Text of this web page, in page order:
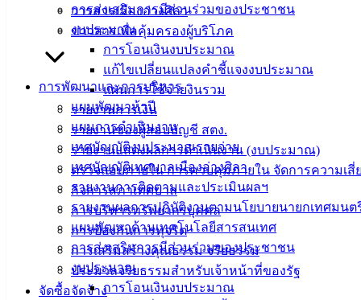
การส่งเสริมการมีส่วนร่วมของประชาชน
งบประมาณ
การโอนเงินงบประมาณ
แก้ไขเปลี่ยนแปลงคำชี้แจงงบประมาณ
แผนการใช้จ่ายงินรวม
รายงานการเงิน
รายงานของผู้สอบบัญชี สตง.
รายงานแสดงผลการดำเนินงาน (งบประมาณ)
ตรวจสอบภายใน การควบคุมภายใน จัดการความเสี่
กิจการสภาเทศบาล
การบริหารทรัพยากรบุคคล
การป้องกันการทุจริต
การเสริมสร้างคุณธรรม จริยธรรม
ประมวลจริยธรรมสำหรับเจ้าหน้าที่ของรัฐ
จัดซื้อจัดจ้าง
วารสารเมืองอ่างศิลา
ข่าวสารเพื่อคุ้มครองผู้บริโภค
การพัฒนาและการบริหาร
แผนพัฒนาห้าปี
แผนการดำเนินงาน
เทศบัญญัติงบประมาณรายจ่าย
เทศบัญญัติเทศบาลเมืองอ่างศิลา
รายงานการติดตามและประเมินผลฯ
รายงานผลการปฏิบัติงานตามนโยบายนายกเทศมนต
แผนพัฒนาด้านเทคโนโลยีสารสนเทศ
การส่งเสริมการมีส่วนร่วมของประชาชน
งบประมาณ
การโอนเงินงบประมาณ
เทศบาล
เมืองอ่าง
สำนักงาน
เทศบาลเมือง
อ่างศิลา 90/338
ม.3 ต.เสม็ด
อ.เมือง จ.ชลบุรี
20000